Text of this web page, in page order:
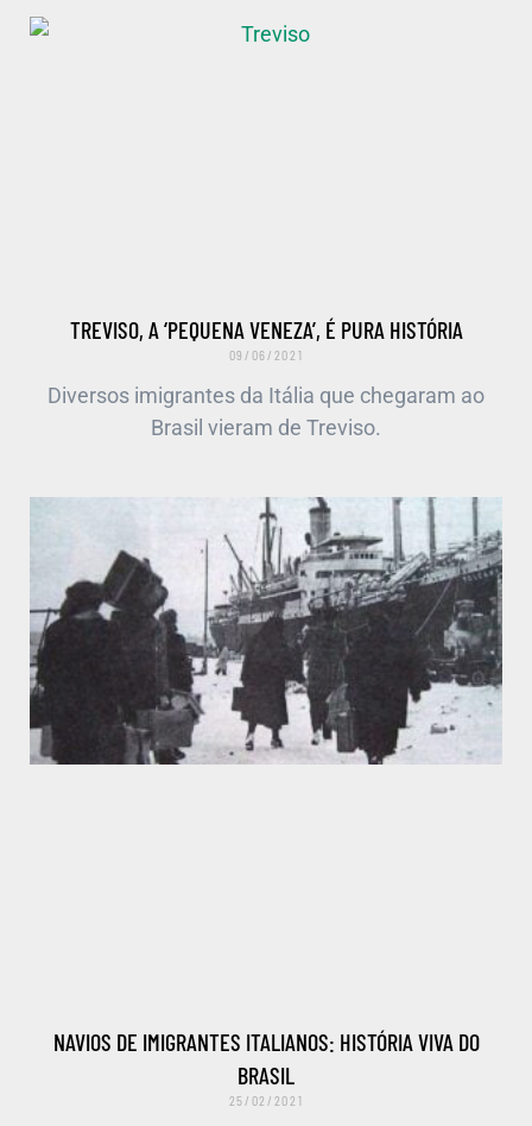
TREVISO, A ‘PEQUENA VENEZA’, É PURA HISTÓRIA
09/06/2021
Diversos imigrantes da Itália que chegaram ao
Brasil vieram de Treviso.
NAVIOS DE IMIGRANTES ITALIANOS: HISTÓRIA VIVA DO
BRASIL
25/02/2021